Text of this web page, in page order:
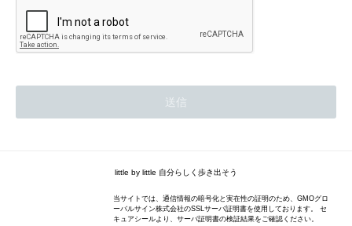
little by little 自分らしく歩き出そう
当サイトでは、通信情報の暗号化と実在性の証明のため、GMOグロ
ーバルサイン株式会社のSSLサーバ証明書を使用しております。 セ
キュアシールより、サーバ証明書の検証結果をご確認ください。